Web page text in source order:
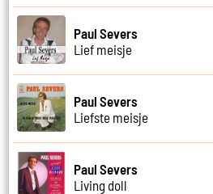
Paul Severs
Lief meisje
Paul Severs
Liefste meisje
Paul Severs
Living doll